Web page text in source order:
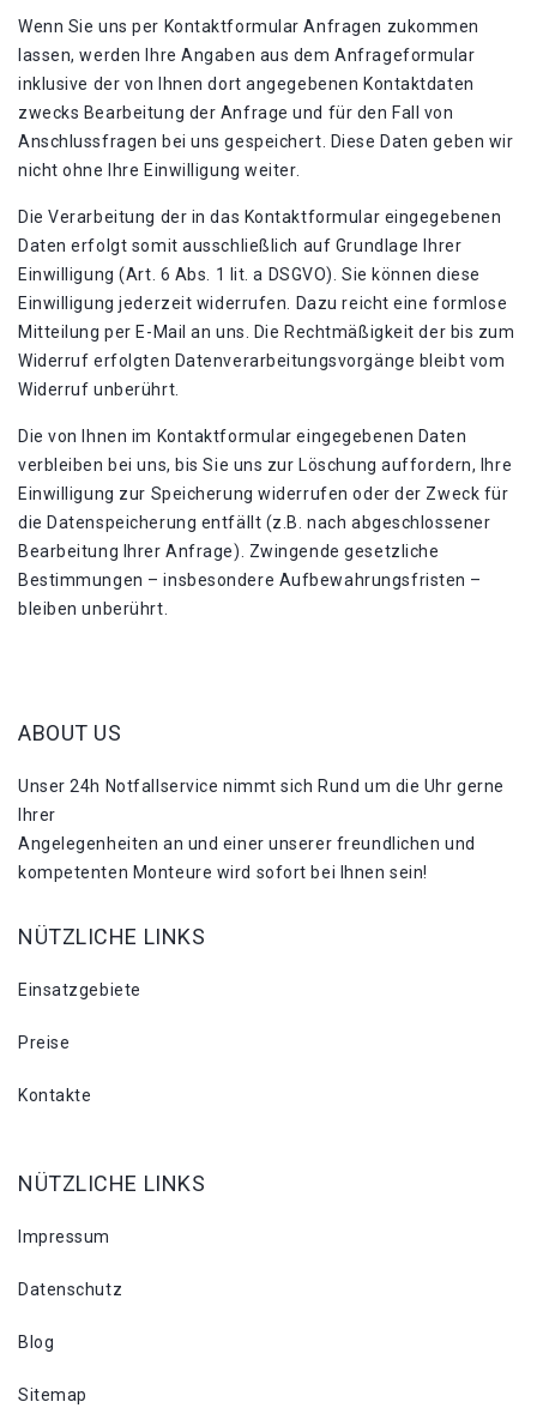
Wenn Sie uns per Kontaktformular Anfragen zukommen
lassen, werden Ihre Angaben aus dem Anfrageformular
inklusive der von Ihnen dort angegebenen Kontaktdaten
zwecks Bearbeitung der Anfrage und für den Fall von
Anschlussfragen bei uns gespeichert. Diese Daten geben wir
nicht ohne Ihre Einwilligung weiter.
Die Verarbeitung der in das Kontaktformular eingegebenen
Daten erfolgt somit ausschließlich auf Grundlage Ihrer
Einwilligung (Art. 6 Abs. 1 lit. a DSGVO). Sie können diese
Einwilligung jederzeit widerrufen. Dazu reicht eine formlose
Mitteilung per E-Mail an uns. Die Rechtmäßigkeit der bis zum
Widerruf erfolgten Datenverarbeitungsvorgänge bleibt vom
Widerruf unberührt.
Die von Ihnen im Kontaktformular eingegebenen Daten
verbleiben bei uns, bis Sie uns zur Löschung auffordern, Ihre
Einwilligung zur Speicherung widerrufen oder der Zweck für
die Datenspeicherung entfällt (z.B. nach abgeschlossener
Bearbeitung Ihrer Anfrage). Zwingende gesetzliche
Bestimmungen – insbesondere Aufbewahrungsfristen –
bleiben unberührt.
ABOUT US
Unser 24h Notfallservice nimmt sich Rund um die Uhr gerne
Ihrer
Angelegenheiten an und einer unserer freundlichen und
kompetenten Monteure wird sofort bei Ihnen sein!
NÜTZLICHE LINKS
Einsatzgebiete
Preise
Kontakte
NÜTZLICHE LINKS
Impressum
Datenschutz
Blog
Sitemap